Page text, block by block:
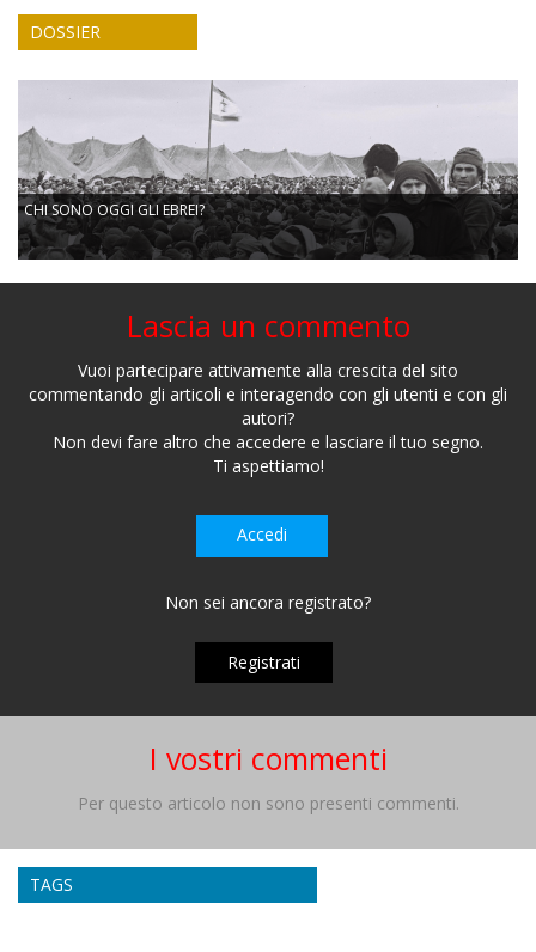
DOSSIER
CHI SONO OGGI GLI EBREI?
Lascia un commento
Vuoi partecipare attivamente alla crescita del sito
commentando gli articoli e interagendo con gli utenti e con gli
autori?
Non devi fare altro che accedere e lasciare il tuo segno.
Ti aspettiamo!
Accedi
Non sei ancora registrato?
Registrati
I vostri commenti
Per questo articolo non sono presenti commenti.
TAGS